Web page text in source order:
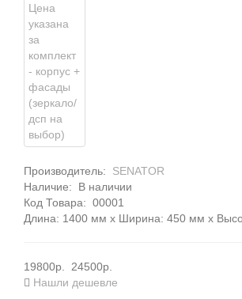
Производитель:
SENATOR
Наличие: В наличии
Код Товара: 00001
Длина: 1400 мм x Ширина: 450 мм x
19800р.
24500р.
Нашли дешевле